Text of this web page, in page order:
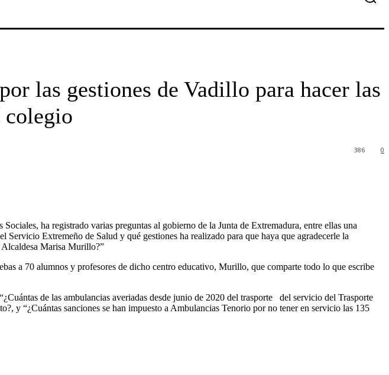
las gestiones de Vadillo para hacer las
colegio
0
386
ha registrado varias preguntas al gobierno de la Junta de Extremadura, entre ellas una
Extremeño de Salud y qué gestiones ha realizado para que haya que agradecerle la
Marisa Murillo?”
a 70 alumnos y profesores de dicho centro educativo, Murillo, que comparte todo lo que escribe
de las ambulancias averiadas desde junio de 2020 del trasporte del servicio del Trasporte
y “¿Cuántas sanciones se han impuesto a Ambulancias Tenorio por no tener en servicio las 135